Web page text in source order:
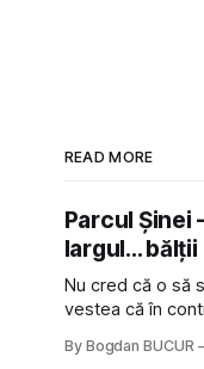
READ MORE
Parcul Șinei
largul... bălții
Nu cred că o să
vestea că în
afară de faptul
By Bogdan BUCUR